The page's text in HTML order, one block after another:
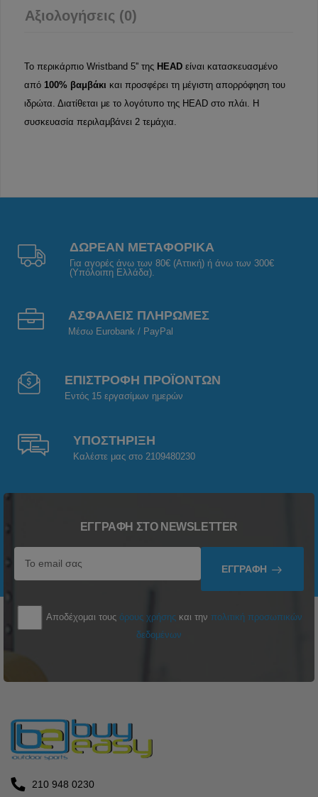
Αξιολογήσεις (0)
Το περικάρπιο Wristband 5'' της HEAD είναι κατασκευασμένο
από 100% βαμβάκι και προσφέρει τη μέγιστη απορρόφηση του
ιδρώτα. Διατίθεται με το λογότυπο της HEAD στο πλάι. Η
συσκευασία περιλαμβάνει 2 τεμάχια.
ΔΩΡΕΑΝ ΜΕΤΑΦΟΡΙΚΑ
Για αγορές άνω των 80€ (Αττική) ή άνω των 300€
(Υπόλοιπη Ελλάδα).
ΑΣΦΑΛΕΙΣ ΠΛΗΡΩΜΕΣ
Μέσω Eurobank / PayPal
ΕΠΙΣΤΡΟΦΗ ΠΡΟΪΟΝΤΩΝ
Εντός 15 εργασίμων ημερών
ΥΠΟΣΤΗΡΙΞΗ
Καλέστε μας στο 2109480230
ΕΓΓΡΑΦΉ ΣΤΟ NEWSLETTER
ΕΓΓΡΑΦΉ
Αποδέχομαι τους όρους χρήσης και την πολιτική προσωπικών
δεδομένων
210 948 0230